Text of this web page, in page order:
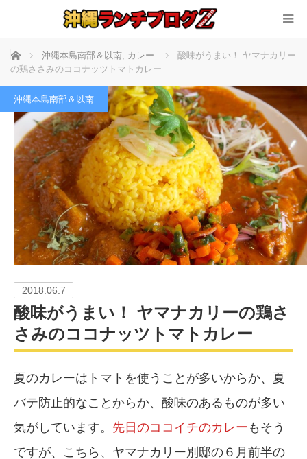
ホーム 沖縄本島南部＆以南, カレー
酸味がうまい！ ヤマナカリー
の鶏ささみのココナッツトマトカレー
沖縄本島南部＆以南
2018.06.7
酸味がうまい！ ヤマナカリーの鶏さ
さみのココナッツトマトカレー
夏のカレーはトマトを使うことが多いからか、夏
バテ防止的なことからか、酸味のあるものが多い
気がしています。 先日のココイチのカレー もそう
ですが、こちら、ヤマナカリー別邸の６月前半の